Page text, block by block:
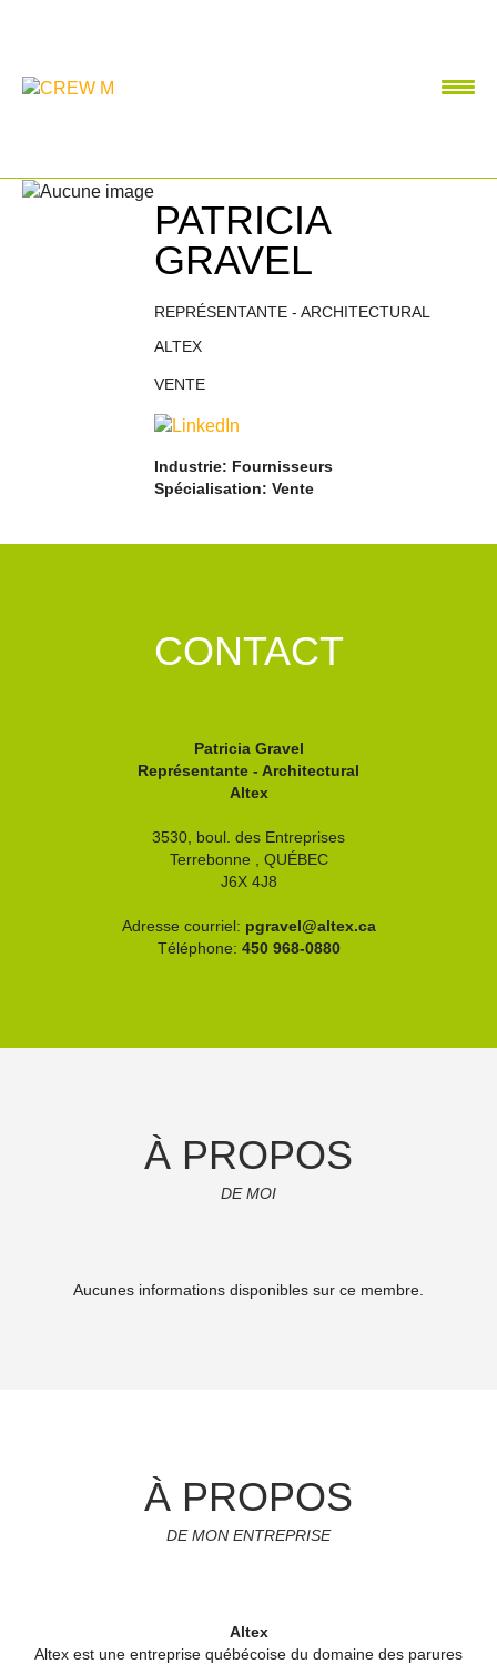
PATRICIA
GRAVEL
REPRÉSENTANTE - ARCHITECTURAL
ALTEX
VENTE
Industrie: Fournisseurs
Spécialisation: Vente
CONTACT
Patricia Gravel
Représentante - Architectural
Altex
3530, boul. des Entreprises
Terrebonne , QUÉBEC
J6X 4J8
Adresse courriel: pgravel@altex.ca
Téléphone: 450 968-0880
À PROPOS
DE MOI
Aucunes informations disponibles sur ce membre.
À PROPOS
DE MON ENTREPRISE
Altex
Altex est une entreprise québécoise du domaine des parures